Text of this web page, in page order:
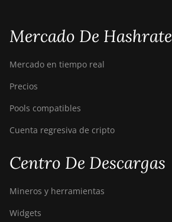
Mercado De Hashrate
Mercado en tiempo real
Precios
Pools compatibles
Cuenta regresiva de cripto
Centro De Descargas
Mineros y herramientas
Widgets